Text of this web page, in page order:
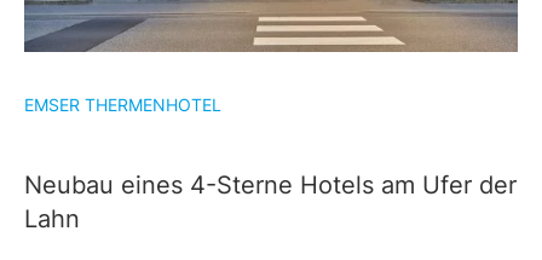
EMSER THERMENHOTEL
Neubau eines 4-Sterne Hotels am Ufer der
Lahn